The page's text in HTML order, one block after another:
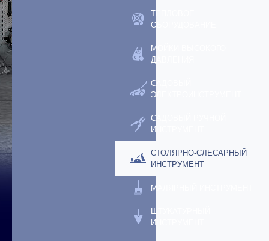
ТЕПЛОВОЕ
ОБОРУДОВАНИЕ
МОЙКИ ВЫСОКОГО
ДАВЛЕНИЯ
САДОВЫЙ
ЭЛЕКТРОИНСТРУМЕНТ
САДОВЫЙ РУЧНОЙ
ИНСТРУМЕНТ
СТОЛЯРНО-СЛЕСАРНЫЙ
ИНСТРУМЕНТ
МАЛЯРНЫЙ ИНСТРУМЕНТ
ШТУКАТУРНЫЙ
ИНСТРУМЕНТ